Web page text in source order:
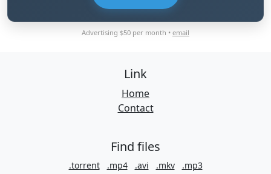
Advertising $50 per month • email
Link
Home
Contact
Find files
.torrent .mp4 .avi .mkv
.mp3